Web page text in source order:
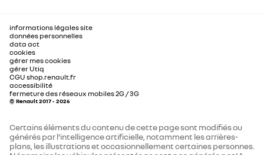
informations légales site
données personnelles
data act
cookies
gérer mes cookies
gérer Utiq
CGU shop.renault.fr
accessibilité
fermeture des réseaux mobiles 2G / 3G
© Renault 2017 - 2026
Certains éléments du contenu de cette page sont modifiés ou
générés par l'intelligence artificielle, notamment les arrières-
plans, les illustrations et occasionnellement certaines personnes.